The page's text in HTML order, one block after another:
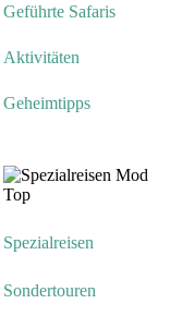
Geführte Safaris
Aktivitäten
Geheimtipps
Spezialreisen
Sondertouren